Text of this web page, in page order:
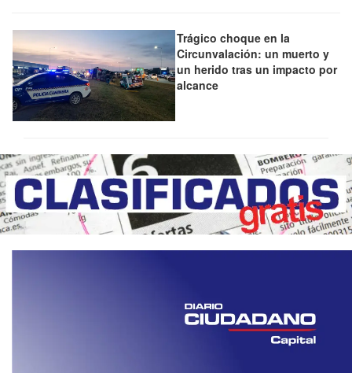
Trágico choque en la
Circunvalación: un muerto y
un herido tras un impacto por
alcance